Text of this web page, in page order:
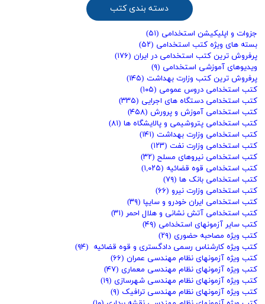
جزوات و اپلیکیشن استخدامی (۵۱)
بسته های ویژه کتب استخدامی (۵۲)
پرفروش ترین کتب استخدامی در ایران (۱۷۶)
ویدیوهای آموزشی استخدامی (۹)
پرفروش ترین کتب وزارت بهداشت (۱۴۵)
کتب استخدامی دروس عمومی (۱۰۵)
کتب استخدامی دستگاه های اجرایی (۳۳۵)
کتب استخدامی آموزش و پرورش (۴۵۸)
کتب استخدامی پتروشیمی و پالایشگاه ها (۸۱)
کتب استخدامی وزارت بهداشت (۱۴۱)
کتب استخدامی وزارت نفت (۱۲۳)
کتب استخدامی نیروهای مسلح (۳۲)
کتب استخدامی قوه قضائیه (۱,۰۲۵)
کتب استخدامی بانک ها (۷۹)
کتب استخدامی وزارت نیرو (۶۶)
کتب استخدامی ایران خودرو و سایپا (۳۹)
کتب استخدامی آتش نشانی و هلال احمر (۳۱)
کتب سایر آزمونهای استخدامی (۴۹)
کتب ویژه مصاحبه حضوری (۲۹)
کتب ویژه کارشناس رسمی دادگستری و قوه قضائیه (۹۴)
کتب ویژه آزمونهای نظام مهندسی عمران (۶۶)
کتب ویژه آزمونهای نظام مهندسی معماری (۴۷)
کتب ویژه آزمونهای نظام مهندسی شهرسازی (۱۹)
کتب ویژه آزمونهای نظام مهندسی ترافیک (۹)
دسته بندی کتب